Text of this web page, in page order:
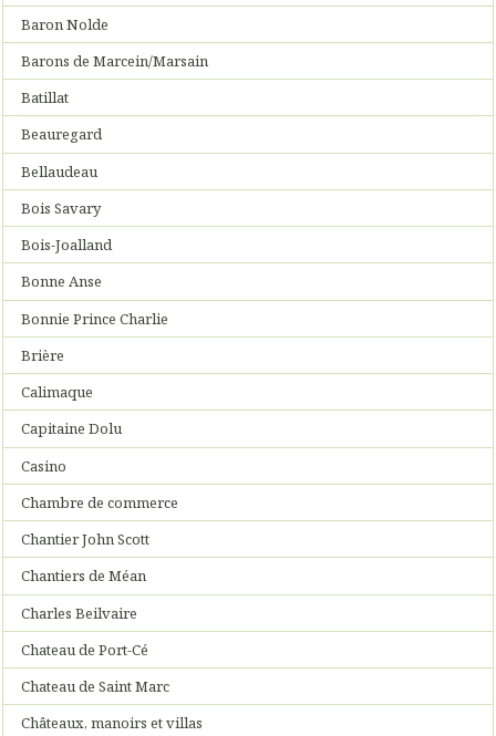
Baron Nolde
Barons de Marcein/Marsain
Batillat
Beauregard
Bellaudeau
Bois Savary
Bois-Joalland
Bonne Anse
Bonnie Prince Charlie
Brière
Calimaque
Capitaine Dolu
Casino
Chambre de commerce
Chantier John Scott
Chantiers de Méan
Charles Beilvaire
Chateau de Port-Cé
Chateau de Saint Marc
Châteaux, manoirs et villas